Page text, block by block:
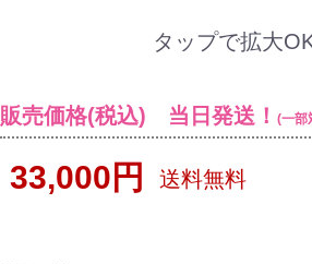
タップで拡大OK
販売価格(税込) 当日発送！ (一部
33,000円 送料無料